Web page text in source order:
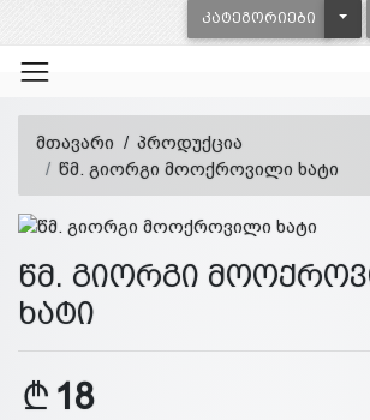
ᲙᲐᲢᲔᲒᲝᲠᲘᲔᲑᲘ
მთავარი
პროდუქცია
წმ. გიორგი მოოქროვილი ხატი
წმ. გიორგი
ხატი
18